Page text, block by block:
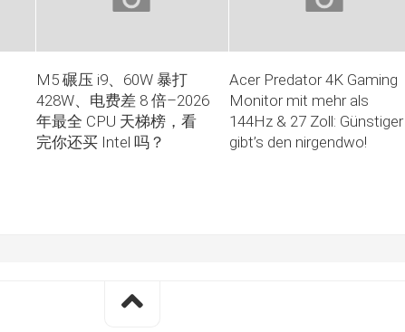
M5 碾压 i9、60W 暴打
428W、电费差 8 倍–2026
年最全 CPU 天梯榜，看
完你还买 Intel 吗？
Acer Predator 4K Gaming
Monitor mit mehr als
144Hz & 27 Zoll: Günstiger
gibt’s den nirgendwo!